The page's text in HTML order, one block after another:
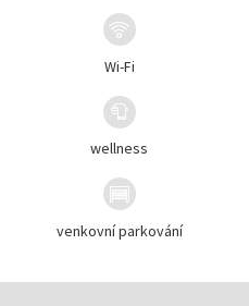
Wi-Fi
wellness
venkovní parkování